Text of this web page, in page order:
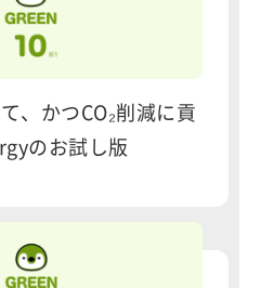
、かつCO₂削減に貢
のお試し版